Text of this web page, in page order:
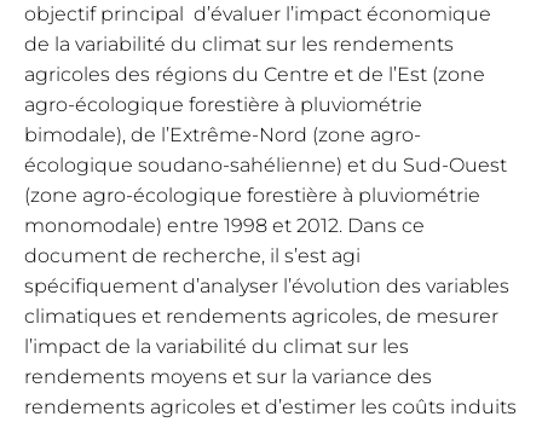
objectif principal d’évaluer l’impact économique
de la variabilité du climat sur les rendements
agricoles des régions du Centre et de l’Est (zone
agro-écologique forestière à pluviométrie
bimodale), de l’Extrême-Nord (zone agro-
écologique soudano-sahélienne) et du Sud-Ouest
(zone agro-écologique forestière à pluviométrie
monomodale) entre 1998 et 2012. Dans ce
document de recherche, il s’est agi
spécifiquement d’analyser l’évolution des variables
climatiques et rendements agricoles, de mesurer
l’impact de la variabilité du climat sur les
rendements moyens et sur la variance des
rendements agricoles et d’estimer les coûts induits